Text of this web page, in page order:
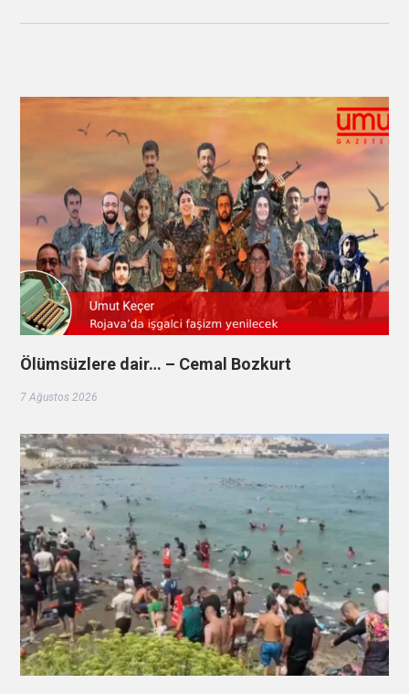
Ölümsüzlere dair… – Cemal Bozkurt
7 Ağustos 2026